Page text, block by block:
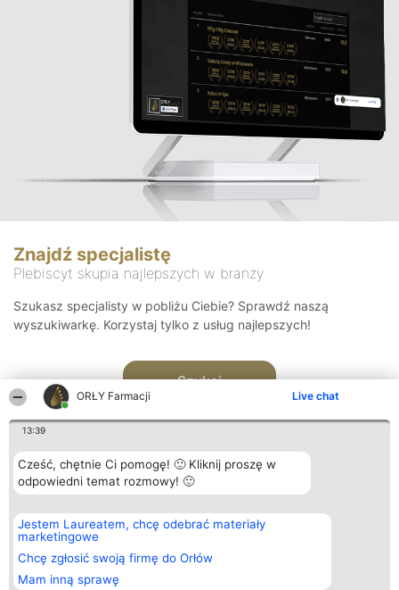
ORŁY Farmacji Live chat
13:39
Cześć, chętnie Ci pomogę! 🙂 Kliknij proszę w
odpowiedni temat rozmowy! 🙂
Jestem Laureatem, chcę odebrać materiały
marketingowe
Chcę zgłosić swoją firmę do Orłów
Mam inną sprawę
Znajdź specjalistę
Plebiscyt skupia najlepszych w branży
Szukasz specjalisty w pobliżu Ciebie? Sprawdź naszą
wyszukiwarkę. Korzystaj tylko z usług najlepszych!
Szukaj
Organizator plebiscytu
Bright Side Solutions sp. z o.
o. sp. k.
ul. Ruska 22
Wrocław 50-079
KRS 0000749100 | Regon
Plebiscyt
Laureaci
wszystkich
Laureatów
Kontakt
Kontakt